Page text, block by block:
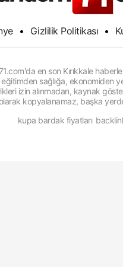
• Gizlilik Politikası •
en son Kırıkkale
sağlığa, ekonomiden
izin alınmadan, kaynak
kopyalanamaz, başka
kupa bardak fiyatları